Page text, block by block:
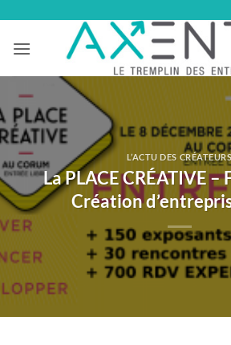
contenu
L’ACTU DES CRÉATEURS
La PLACE CRÉATIVE –
Création